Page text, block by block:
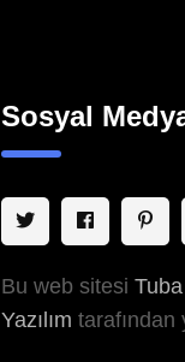
Sosyal
Bu web sitesi Tuba
Yazılım tarafından